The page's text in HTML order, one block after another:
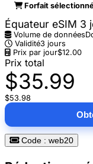
Forfait
Équateur eSIM 3
Volume de données
Validité3 jours
Prix par jour$12.00
Prix total
$35.99
$53.98
Code : web20